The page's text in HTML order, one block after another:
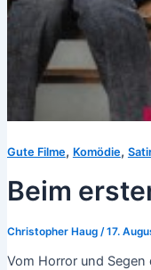
Gute Filme, Komödie,
Beim
Christopher Haug /17.
Vom Horror und